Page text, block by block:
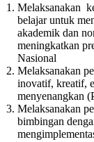
Melaksanakan
belajar untuk
akademik dan
meningkatkan
Nasional
Melaksanakan
inovatif, kreatif,
menyenangkan
Melaksanakan
bimbingan